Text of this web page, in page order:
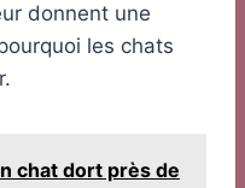
donnent une
les chats
chat dort près de